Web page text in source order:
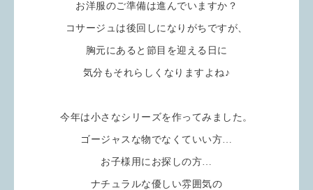
お洋服のご準備は進んでいますか？
コサージュは後回しになりがちですが、
胸元にあると節目を迎える日に
気分もそれらしくなりますよね♪
今年は小さなシリーズを作ってみました。
ゴージャスな物でなくていい方…
お子様用にお探しの方…
ナチュラルな優しい雰囲気の